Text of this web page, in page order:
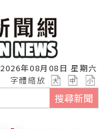
2026年08月08日 星期六
字體縮放
搜尋新聞